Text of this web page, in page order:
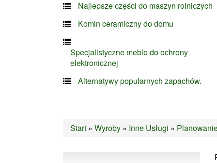
Najlepsze części do maszyn rolniczych
Komin ceramiczny do domu
Specjalistyczne meble do ochrony
elektronicznej
Alternatywy popularnych zapachów.
Start » Wyroby » Inne Usługi »